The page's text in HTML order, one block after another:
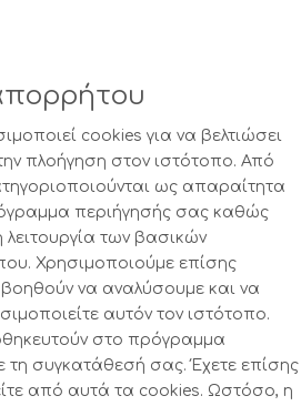
cookies για να βελτιώσει
πλοήγηση στον ιστότοπο. Από
ως απαραίτητα
περιήγησής σας καθώς
λειτουργία των βασικών
Χρησιμοποιούμε επίσης
να αναλύσουμε και να
αυτόν τον ιστότοπο.
στο πρόγραμμα
τη συγκατάθεσή σας. Έχετε επίσης
από αυτά τα cookies. Ωστόσο, η